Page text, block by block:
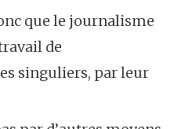
que le journalisme
de
singuliers, par leur